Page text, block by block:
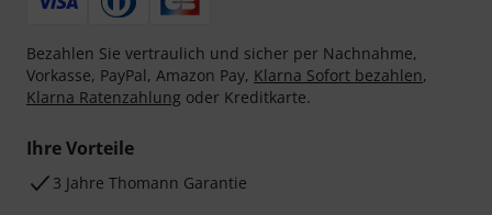
Bezahlen Sie vertraulich und sicher per Nachnahme,
Vorkasse, PayPal, Amazon Pay, Klarna Sofort bezahlen,
Klarna Ratenzahlung oder Kreditkarte.
Ihre Vorteile
3 Jahre Thomann Garantie